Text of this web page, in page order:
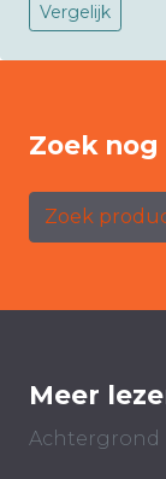
Vergelijk
Zoek
Zoek
Meer
Achtergrond